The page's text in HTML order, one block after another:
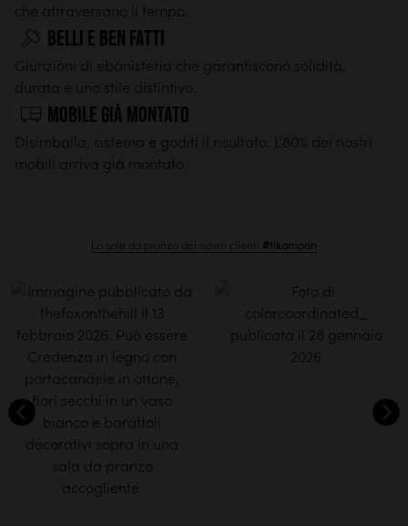
che attraversano il tempo.
Belli e ben fatti
Giunzioni di ebanisteria che garantiscono solidità,
durata e uno stile distintivo.
Mobile già montato
Disimballa, sistema e goditi il risultato. L'80% dei nostri
mobili arriva già montato.
La sale da pranzo dei nostri clienti #tikamoon